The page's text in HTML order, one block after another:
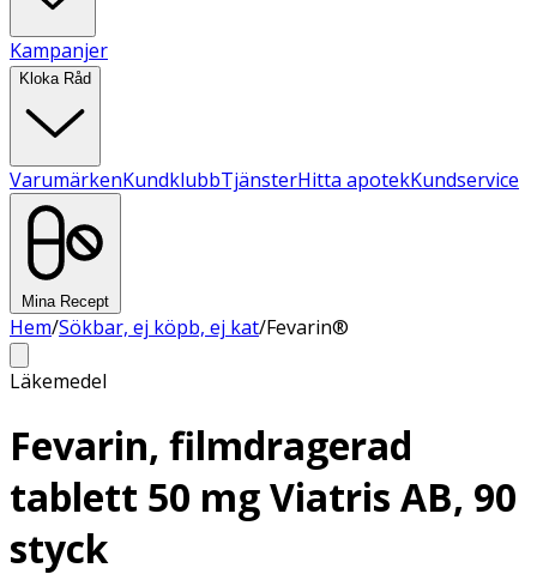
Kampanjer
Kloka Råd
VarumärkenKundklubbTjänsterHitta apotekKundservice
Mina Recept
Hem/Sökbar, ej köpb, ej kat/Fevarin®
Läkemedel
Fevarin, filmdragerad
tablett 50 mg Viatris AB, 90
styck